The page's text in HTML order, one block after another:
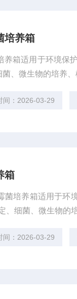
培养箱
养箱适用于环境保
菌、微生物的培养
间：2026-03-29
箱
菌培养箱适用于环
、细菌、微生物的
间：2026-03-29